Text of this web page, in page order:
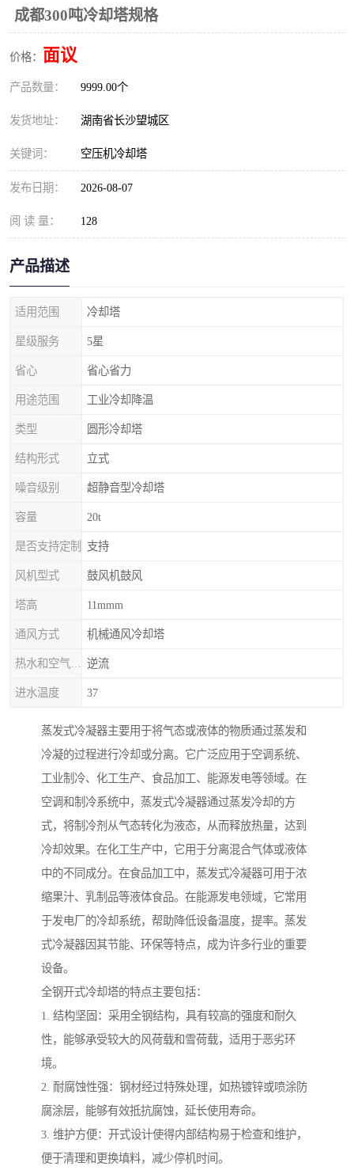
成都300吨冷却塔规格
价格： 面议
产品数量： 9999.00个
发货地址： 湖南省长沙望城区
关键词： 空压机冷却塔
发布日期： 2026-08-07
阅 读 量： 128
产品描述
适用范围 冷却塔
星级服务 5星
省心 省心省力
用途范围 工业冷却降温
类型 圆形冷却塔
结构形式 立式
噪音级别 超静音型冷却塔
容量 20t
是否支持定制 支持
风机型式 鼓风机鼓风
塔高 11mmm
通风方式 机械通风冷却塔
逆流
进水温度 37
蒸发式冷凝器主要用于将气态或液体的物质通过蒸发和
冷凝的过程进行冷却或分离。它广泛应用于空调系统、
工业制冷、化工生产、食品加工、能源发电等领域。在
空调和制冷系统中，蒸发式冷凝器通过蒸发冷却的方
式，将制冷剂从气态转化为液态，从而释放热量，达到
冷却效果。在化工生产中，它用于分离混合气体或液体
中的不同成分。在食品加工中，蒸发式冷凝器可用于浓
缩果汁、乳制品等液体食品。在能源发电领域，它常用
于发电厂的冷却系统，帮助降低设备温度，提率。蒸发
式冷凝器因其节能、环保等特点，成为许多行业的重要
设备。
全钢开式冷却塔的特点主要包括：
1. 结构坚固：采用全钢结构，具有较高的强度和耐久
性，能够承受较大的风荷载和雪荷载，适用于恶劣环
境。
2. 耐腐蚀性强：钢材经过特殊处理，如热镀锌或喷涂防
腐涂层，能够有效抵抗腐蚀，延长使用寿命。
3. 维护方便：开式设计使得内部结构易于检查和维护，
便于清理和更换填料，减少停机时间。